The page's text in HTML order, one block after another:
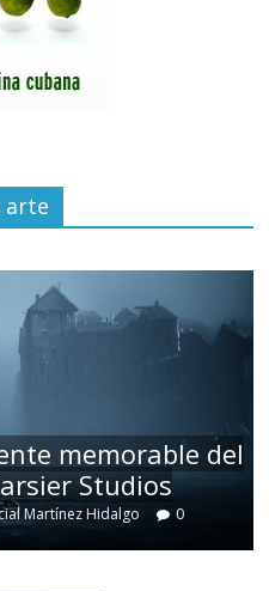
arte
memorable del
Studios
Martínez Hidalgo 0